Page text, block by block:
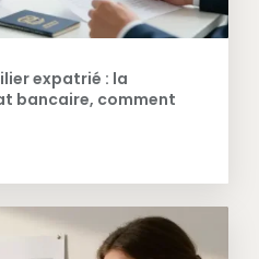
expatrié : la
bancaire, comment